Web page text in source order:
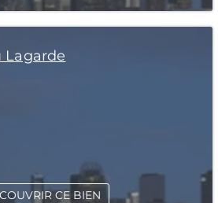
Lagarde
CE BIEN